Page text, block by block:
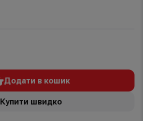
Додати в кошик
Купити швидко